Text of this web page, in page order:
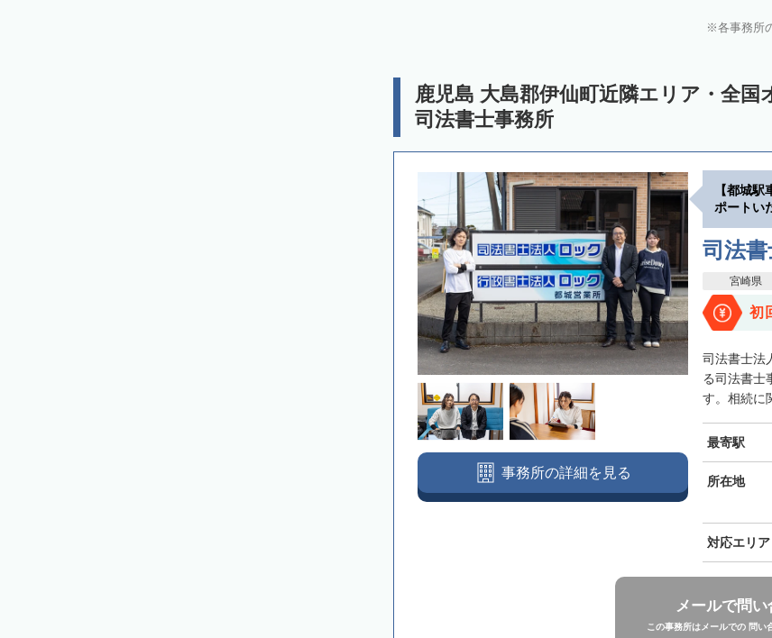
各事務所
鹿児島 大島郡伊仙町近隣エリア・全
司法書士事務所
【都城
ポートい
司法
宮崎県
初
司法書士法
る司法書士
す。相続に
最寄駅
所在地
対応エリア
事務所の詳細を見る
メールで問い
この事務所はメールでの 問い